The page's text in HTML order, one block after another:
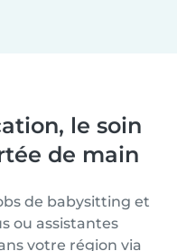
le soin
de main
de babysitting et
ou assistantes
votre région via